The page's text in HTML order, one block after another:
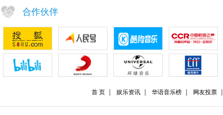
合作伙伴
首 页 娱乐资讯 华语音乐榜 网友投票